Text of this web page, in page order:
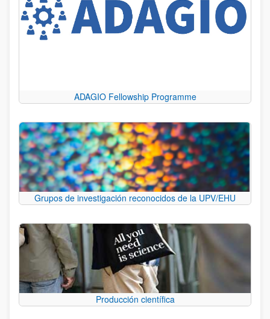
ADAGIO Fellowship Programme
Grupos de investigación reconocidos de la UPV/EHU
Producción científica